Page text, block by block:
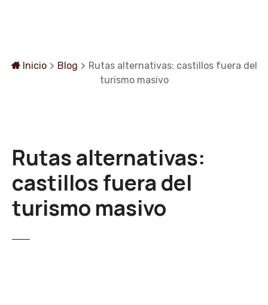
Inicio > Blog > Rutas alternativas: castillos fuera del
turismo masivo
Rutas alternativas:
castillos fuera del
turismo masivo